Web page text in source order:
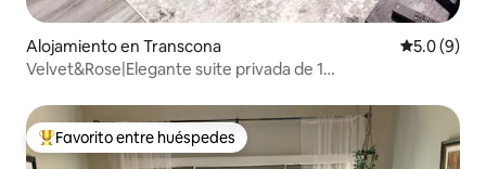
Alojamiento en Transcona
5.0 (9)
Velvet&Rose|Elegante suite privada de 1
Favorito entre huéspedes preferido
Favorito entre huéspedes